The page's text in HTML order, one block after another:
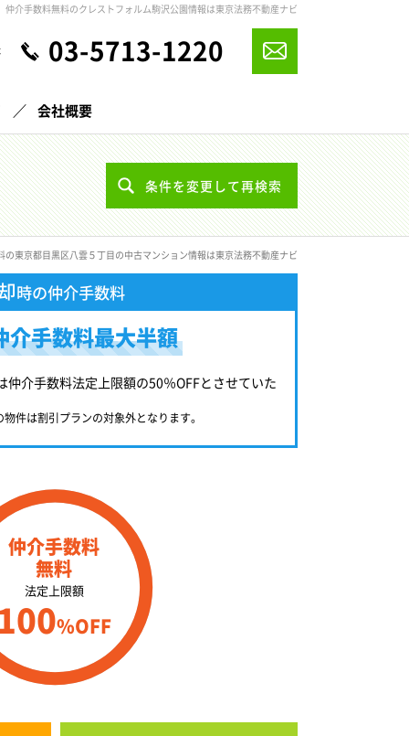
仲介手数料無料のクレストフォルム駒沢公園情報は東京法務不動産ナビ
03-5713-1220
会社概要
条件を変更して再検索
の東京都目黒区八雲５丁目の中古マンション情報は東京法務不動産ナビ
時の仲介手数料
介手数料最大半額
介手数料法定上限額の50％OFFとさせていた
件は割引プランの対象外となります。
仲介手数料
無料
法定上限額
%OFF